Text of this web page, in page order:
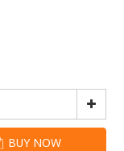
BUY NOW